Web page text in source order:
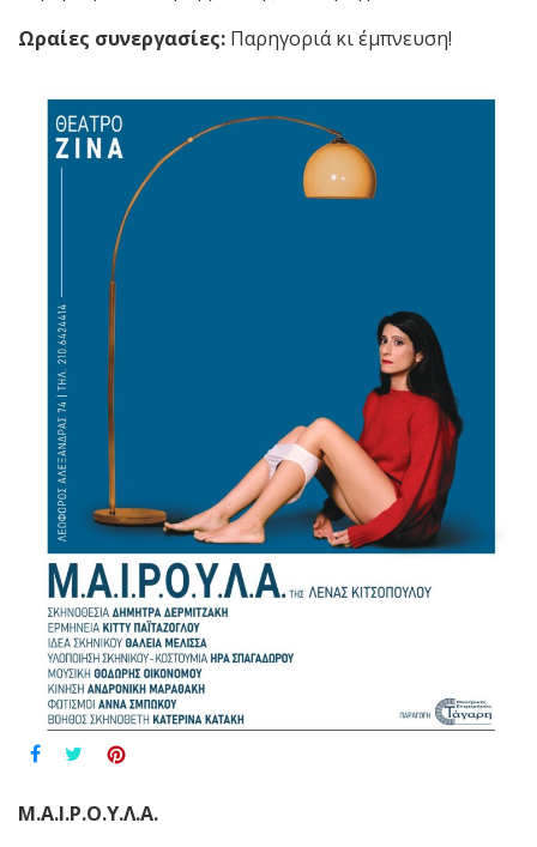
Ωραίες συνεργασίες: Παρηγοριά κι έμπνευση!
Μ.Α.Ι.Ρ.Ο.Υ.Λ.Α.